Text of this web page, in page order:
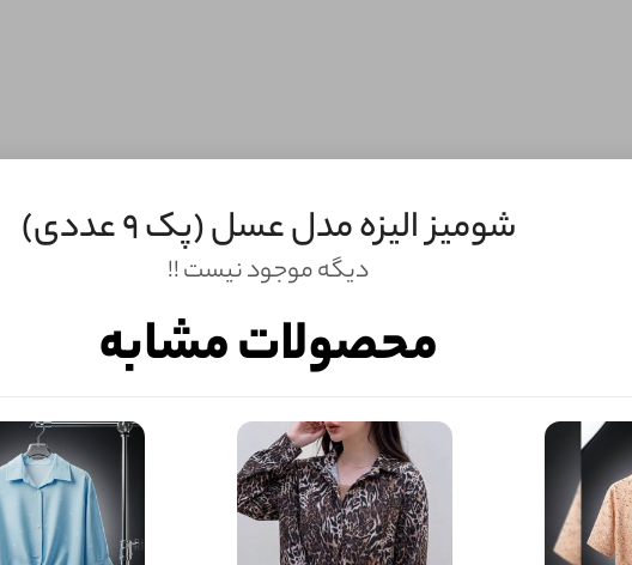
شومیز الیزه مدل عسل (پک 9 عددی)
دیگه موجود نیست !!
محصولات مشابه